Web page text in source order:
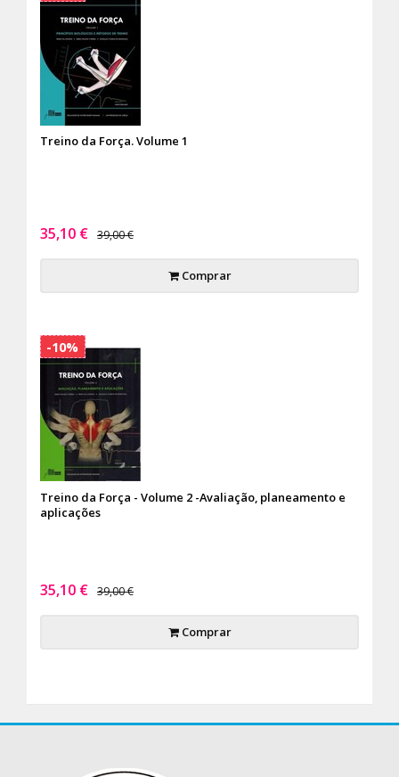
Treino da Força. Volume 1
35,10 € 39,00 €
Comprar
Treino da Força - Volume 2 -Avaliação, planeamento e
aplicações
35,10 € 39,00 €
Comprar
-10%